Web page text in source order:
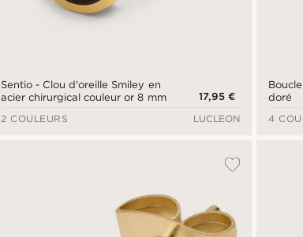
Sentio - Clou d'oreille Smiley en
acier chirurgical couleur or 8 mm
17,95 €
2 COULEURS
LUCLEON
doré
4